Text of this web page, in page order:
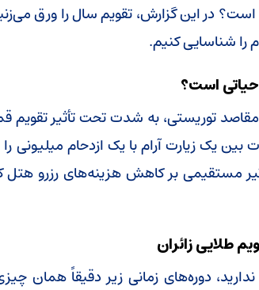
در این گزارش، تقویم سال را ورق
را شناسایی کنیم.
حیاتی است؟
مقاصد توریستی، به شدت تحت تأثیر
بین یک زیارت آرام با یک ازدحام میلیونی
مستقیمی بر کاهش هزینه‌های رزرو هتل
طلایی زائران
دوره‌های زمانی زیر دقیقاً همان